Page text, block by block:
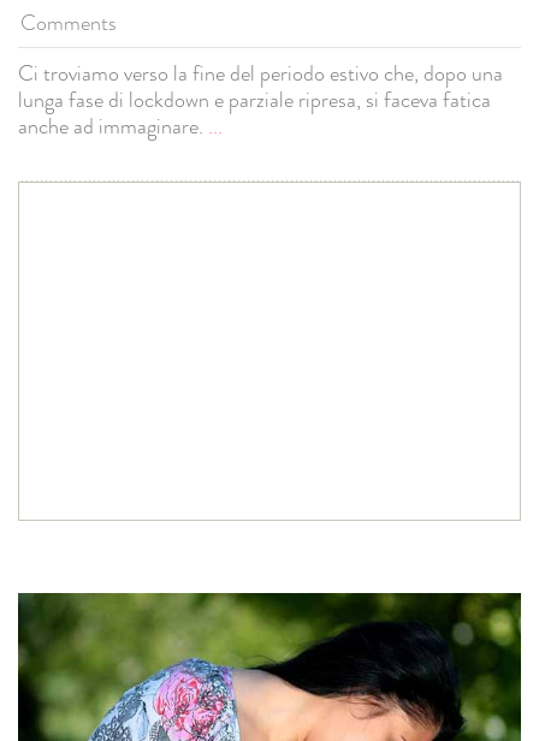
Comments
Ci troviamo verso la fine del periodo estivo che, dopo una
lunga fase di lockdown e parziale ripresa, si faceva fatica
anche ad immaginare. ...